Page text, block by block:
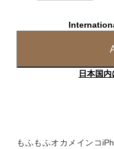
日本国
もふもふオカメインコ